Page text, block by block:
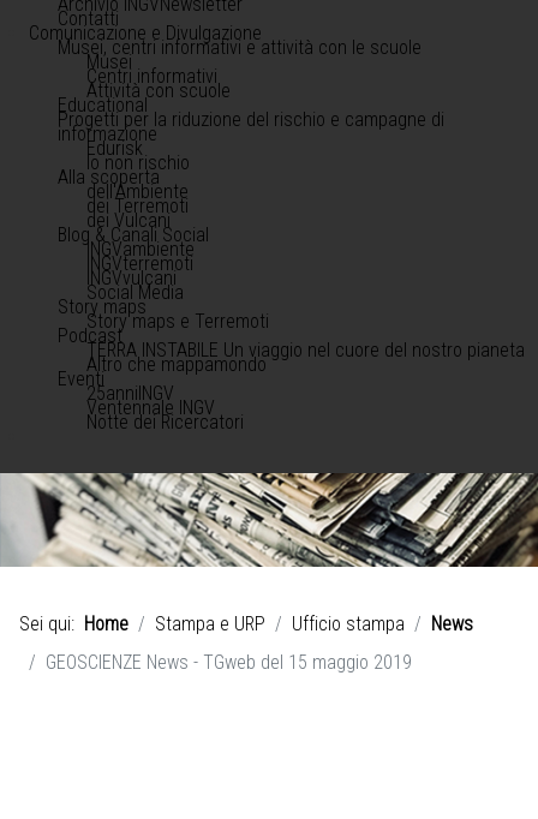
Contatti
Comunicazione e Divulgazione
Musei, centri informativi e attività con le scuole
Musei
Centri informativi
Attività con scuole
Educational
Progetti per la riduzione del rischio e campagne di
informazione
Edurisk
Io non rischio
Alla scoperta
dell'Ambiente
dei Terremoti
dei Vulcani
Blog & Canali Social
INGVambiente
INGVterremoti
INGVvulcani
Social Media
Story maps
Story maps e Terremoti
Podcast
TERRA INSTABILE Un viaggio nel cuore del nostro pianeta
Altro che mappamondo
Eventi
25anniINGV
Ventennale INGV
Notte dei Ricercatori
Sei qui: Home Stampa e URP Ufficio stampa
News
GEOSCIENZE News - TGweb del 15 maggio 2019